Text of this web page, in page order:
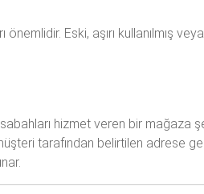
Eski, aşırı kullanılmış
sabahları hizmet veren bir mağaza
tarafından belirtilen adrese